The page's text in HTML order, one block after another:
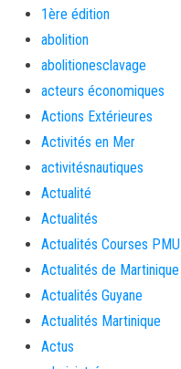
1ère édition
abolition
abolitionesclavage
acteurs économiques
Actions Extérieures
Activités en Mer
activitésnautiques
Actualité
Actualités
Actualités Courses PMU
Actualités de Martinique
Actualités Guyane
Actualités Martinique
Actus